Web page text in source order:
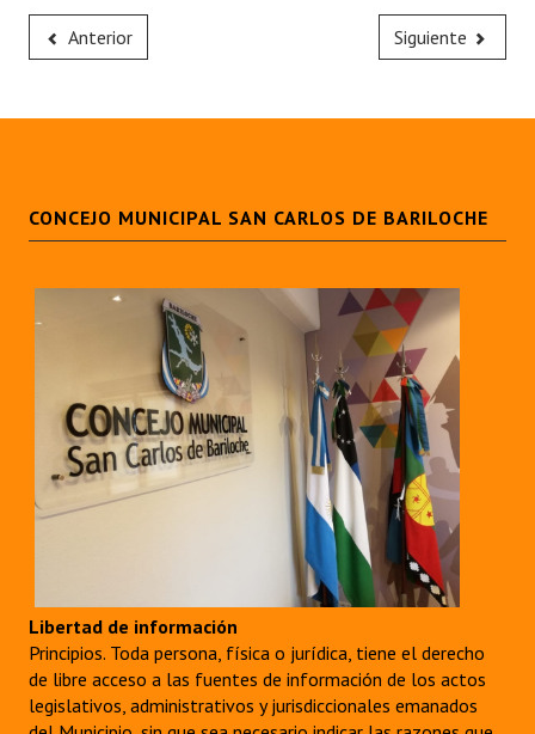
Anterior Siguiente
CONCEJO MUNICIPAL SAN CARLOS DE BARILOCHE
Libertad de información
Principios. Toda persona, física o jurídica, tiene el derecho
de libre acceso a las fuentes de información de los actos
legislativos, administrativos y jurisdiccionales emanados